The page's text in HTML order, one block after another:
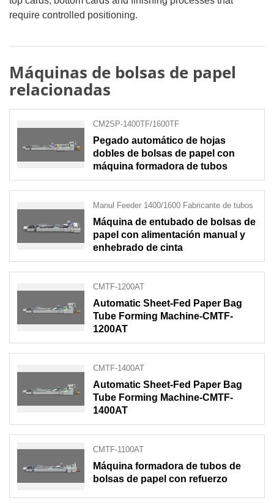
require controlled positioning.
Máquinas de bolsas de papel
relacionadas
CM2SP-1400TF/1600TF
Pegado automático de hojas
dobles de bolsas de papel con
máquina formadora de tubos
Manul Feeder 1400/1600 Fabricante de tubos
Máquina de entubado de bolsas de
papel con alimentación manual y
enhebrado de cinta
CMTF-1200AT
Automatic Sheet-Fed Paper Bag
Tube Forming Machine-CMTF-
1200AT
CMTF-1400AT
Automatic Sheet-Fed Paper Bag
Tube Forming Machine-CMTF-
1400AT
CMTF-1100AT
Máquina formadora de tubos de
bolsas de papel con refuerzo